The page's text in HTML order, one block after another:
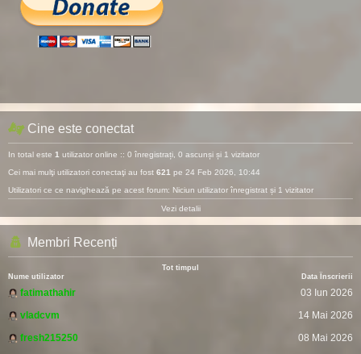
Cine este conectat
In total este 1 utilizator online :: 0 înregistrați, 0 ascunși și 1 vizitator
Cei mai mulţi utilizatori conectaţi au fost 621 pe 24 Feb 2026, 10:44
Utilizatori ce ce navighează pe acest forum: Niciun utilizator înregistrat și 1 vizitator
Vezi detalii
Membri Recenți
Tot timpul
Nume utilizator
Data Înscrierii
fatimathahir
03 Iun 2026
vladcvm
14 Mai 2026
fresh215250
08 Mai 2026